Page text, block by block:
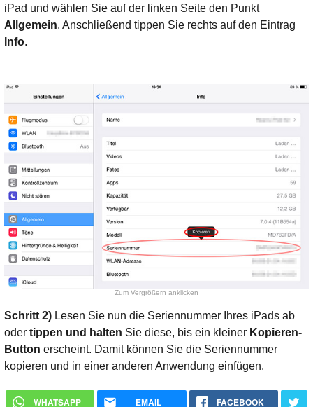
iPad und wählen Sie auf der linken Seite den Punkt
Allgemein. Anschließend tippen Sie rechts auf den Eintrag
Info.
Zum Vergrößern anklicken
Schritt 2) Lesen Sie nun die Seriennummer Ihres iPads ab
odertippen und halten Sie diese, bis ein kleiner Kopieren-
Button erscheint. Damit können Sie die Seriennummer
kopieren und in einer anderen Anwendung einfügen.
WHATSAPP EMAIL FACEBOOK